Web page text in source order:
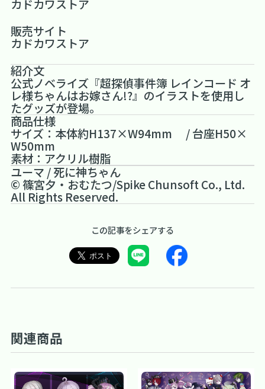
カドカワストア
販売サイト
カドカワストア
紹介文
公式ノベライズ『超探偵事件簿 レインコード オ
レ様ちゃんはお嫁さん!?』のイラストを使用し
たグッズが登場。
商品仕様
サイズ：本体約H137×W94mm / 台座H50×
W50mm
素材：アクリル樹脂
ユーマ / 死に神ちゃん
© 篠宮夕・おむたつ/Spike Chunsoft Co., Ltd.
All Rights Reserved.
この記事をシェアする
関連商品